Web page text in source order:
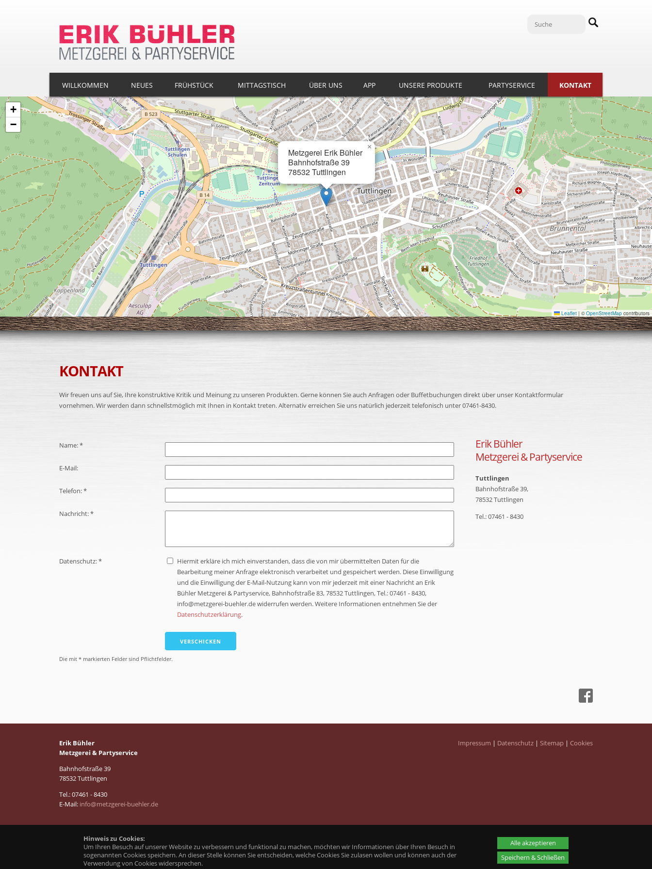
Alle akzeptieren
Speichern & Schließen
Hinweis zu Cookies:
Um Ihren Besuch auf unserer Website zu verbessern und funktional zu machen, möchten wir Informationen über Ihren Besuch in
sogenannten Cookies speichern. An dieser Stelle können Sie entscheiden, welche Cookies Sie zulasen wollen und können auch der
Verwendung von Cookies widersprechen.
WILLKOMMEN NEUES FRÜHSTÜCK MITTAGSTISCH ÜBER UNS APP UNSERE PRODUKTE PARTYSERVICE KONTAKT
Metzgerei Erik Bühler
Bahnhofstraße 39
78532 Tuttlingen
×
+
−
Leaflet | © OpenStreetMap contributors
KONTAKT
Wir freuen uns auf Sie, Ihre konstruktive Kritik und Meinung zu unseren Produkten. Gerne können Sie auch Anfragen oder Buffetbuchungen direkt über unser Kontaktformular
vornehmen. Wir werden dann schnellstmöglich mit Ihnen in Kontakt treten. Alternativ erreichen Sie uns natürlich jederzeit telefonisch unter 07461-8430.
Name: *
E-Mail:
Telefon: *
Nachricht: *
Datenschutz: *
Hiermit erkläre ich mich einverstanden, dass die von mir übermittelten Daten für die
Bearbeitung meiner Anfrage elektronisch verarbeitet und gespeichert werden. Diese Einwilligung
und die Einwilligung der E-Mail-Nutzung kann von mir jederzeit mit einer Nachricht an Erik
Bühler Metzgerei & Partyservice, Bahnhofstraße 83, 78532 Tuttlingen, Tel.: 07461 - 8430,
info@metzgerei-buehler.de widerrufen werden. Weitere Informationen entnehmen Sie der
Datenschutzerklärung.
Die mit * markierten Felder sind Pflichtfelder.
Erik Bühler
Metzgerei & Partyservice
Tuttlingen
Bahnhofstraße 39,
78532 Tuttlingen
Tel.: 07461 - 8430
Erik Bühler
Metzgerei & Partyservice
Bahnhofstraße 39
78532 Tuttlingen
Tel.: 07461 - 8430
E-Mail: info@metzgerei-buehler.de
Impressum | Datenschutz | Sitemap | Cookies